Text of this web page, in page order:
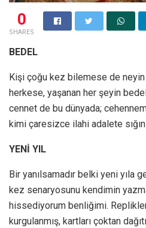
0
SHARES
BEDEL
Kişi çoğu kez bilemese de
herkese, yaşanan her şeyin
cennet de bu dünyada;
kimi çaresizce ilahi adalete
YENİ YIL
Bir yanılsamadır belki yeni yıla
kez senaryosunu kendimin
hissediyorum benliğimi.
kurgulanmış, kartları çoktan